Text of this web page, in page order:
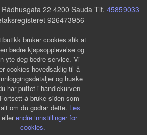
22 4200 Sauda Tlf. 45859033
926473956
bruker cookies slik at
bedre kjøpsopplevelse og
yte deg bedre service. Vi
cookies hovedsaklig til å
og huske
har puttet i handlekurven
å bruke siden som
om du godtar dette. Les
ellerendre innstillinger for
cookies.